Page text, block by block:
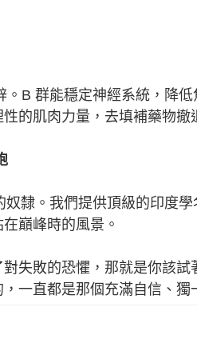
B 群能穩定神經系統，降
的肌肉力量，去填補藥物撤
隸。我們提供頂級的印度
巔峰時的風景。
失敗的恐懼，那就是你該
一直都是那個充滿自信、獨